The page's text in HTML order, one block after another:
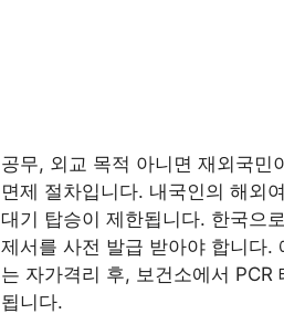
공무, 외교 목적 아니면 재외국민
면제 절차입니다. 내국인의 해외
대기 탑승이 제한됩니다. 한국으
제서를 사전 발급 받아야 합니다.
는 자가격리 후, 보건소에서
됩니다.